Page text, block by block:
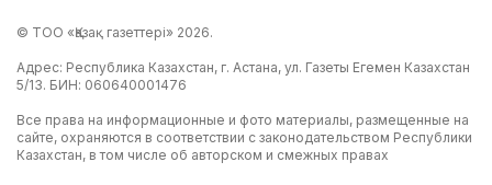
© ТОО «Қазақ газеттері» 2026.
Адрес: Республика Казахстан, г. Астана, ул. Газеты Егемен Казахстан
5/13. БИН: 060640001476
Все права на информационные и фото материалы, размещенные на
сайте, охраняются в соответствии с законодательством Республики
Казахстан, в том числе об авторском и смежных правах